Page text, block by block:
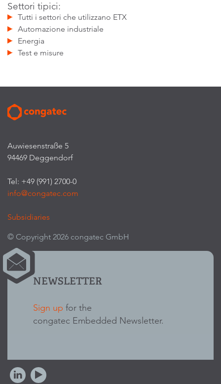
Settori tipici:
Tutti i settori che utilizzano ETX
Automazione industriale
Energia
Test e misure
Auwiesenstraße 5
94469 Deggendorf
Tel: +49 (991) 2700-0
info@congatec.com
Subsidiaries
© Copyright 2026 congatec GmbH
NEWSLETTER
Sign up for the
congatec Embedded Newsletter.